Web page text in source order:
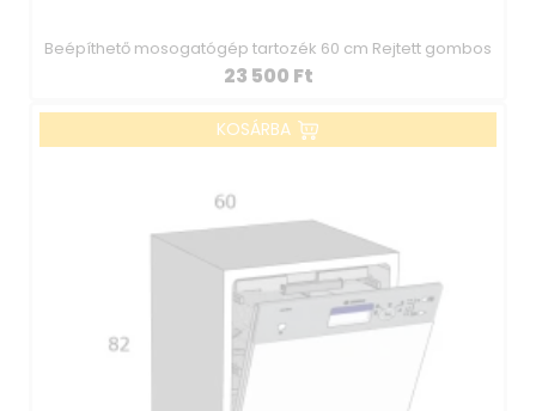
Beépíthető mosogatógép tartozék 60 cm Rejtett gombos
23 500 Ft
KOSÁRBA